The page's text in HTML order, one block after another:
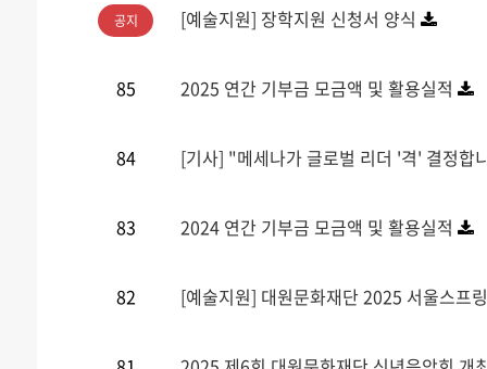
공지 [예술지원] 장학지원 신청서 양식
85 2025 연간 기부금 모금액 및 활용실적
84 [기사] "메세나가 글로벌 리더 '격' 결정합
83 2024 연간 기부금 모금액 및 활용실적
82 [예술지원] 대원문화재단 2025 서울스프